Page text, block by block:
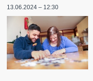
13.06.2024 – 12:30